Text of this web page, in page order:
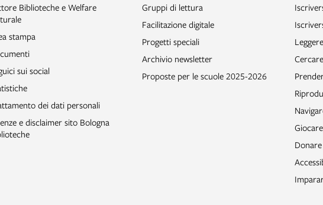
Biblioteche e Welfare
stampa
sui social
dei dati personali
e disclaimer sito Bologna
Gruppi di lettura
Facilitazione digitale
Progetti speciali
Archivio newsletter
Proposte per le scuole 2025-2026
Giocare